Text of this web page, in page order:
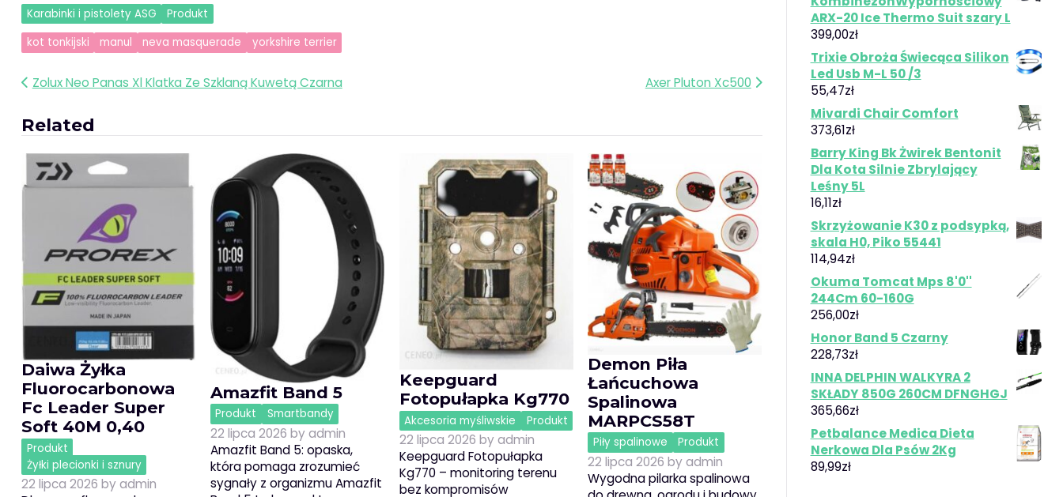
Karabinki i pistolety ASG
Produkt
kot tonkijski
manul neva masquerade yorkshire terrier
Nawigacja
Zolux Neo Panas Xl Klatka Ze Szklaną Kuwetą Czarna Axer Pluton Xc500
Related
Daiwa Żyłka
Fluorocarbonowa
Fc Leader Super
Soft 40M 0,40
Produkt
Żyłki plecionki i sznury
22 lipca 2026 byadmin
Amazfit Band 5
Produkt Smartbandy
22 lipca 2026 byadmin
Amazfit Band 5: opaska,
która pomaga zrozumieć
sygnały z organizmu Amazfit
Keepguard
Fotopułapka Kg770
Akcesoria myśliwskie Produkt
22 lipca 2026 byadmin
Keepguard Fotopułapka
Kg770 – monitoring terenu
bez kompromisów
Demon Piła
Łańcuchowa
Spalinowa
MARPCS58T
Piły spalinowe Produkt
22 lipca 2026 byadmin
Wygodna pilarka spalinowa
ARX-20 Ice Thermo Suit szary L
399,00zł
Trixie Obroża Świecąca Silikon
Led Usb M-L 50 /3
55,47zł
Mivardi Chair Comfort
373,61zł
Barry King Bk Żwirek Bentonit
Dla Kota Silnie Zbrylający
Leśny 5L
16,11zł
Skrzyżowanie K30 z podsypką,
skala H0, Piko 55441
114,94zł
Okuma Tomcat Mps 8'0''
244Cm 60-160G
256,00zł
Honor Band 5 Czarny
228,73zł
INNA DELPHIN WALKYRA 2
SKŁADY 850G 260CM DFNGHGJ
365,66zł
Petbalance Medica Dieta
Nerkowa Dla Psów 2Kg
89,99zł